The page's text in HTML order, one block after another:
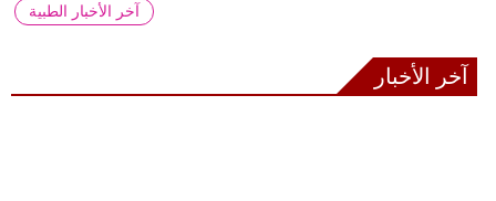
آخر الأخبار الطبية
آخر الأخبار